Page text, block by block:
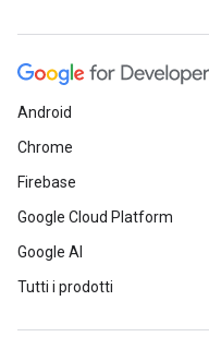
Android
Chrome
Firebase
Google Cloud Platform
Google AI
Tutti i prodotti